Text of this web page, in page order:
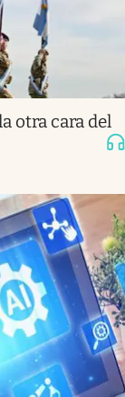
otra cara del